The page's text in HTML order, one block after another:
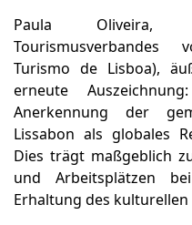
Paula Oliveira,
Tourismusverbandes
Turismo de Lisboa),
erneute
Anerkennung der
Lissabon als globales
Dies trägt maßgeblich
und Arbeitsplätzen
Erhaltung des kulturellen